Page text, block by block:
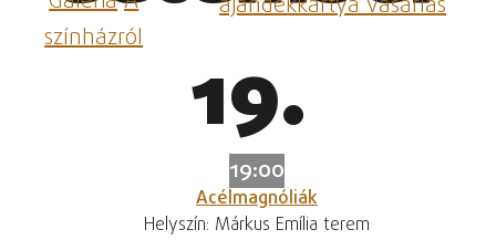
színházról
19.
19:00
Acélmagnóliák
Helyszín: Márkus Emília terem